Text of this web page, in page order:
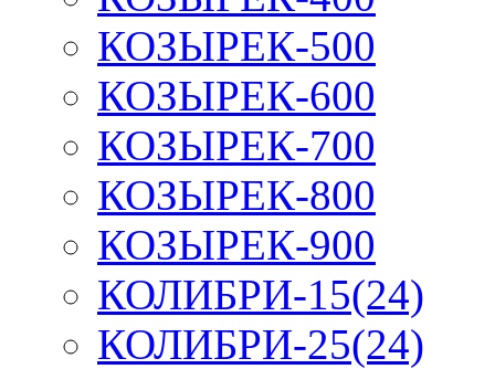
КОЗЫРЕК-500
КОЗЫРЕК-600
КОЗЫРЕК-700
КОЗЫРЕК-800
КОЗЫРЕК-900
КОЛИБРИ-15(24)
КОЛИБРИ-25(24)